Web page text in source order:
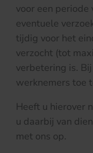
voor een
eventuele
tijdig voor het
verzocht (tot
verbetering is.
werknemers toe
Heeft u hierover
u daarbij van
met ons op.